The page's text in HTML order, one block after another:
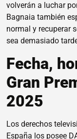
volverán a luchar
Bagnaia también
normal y recuperar
sea demasiado
Fecha,
Gran
2025
Los derechos
España los posee